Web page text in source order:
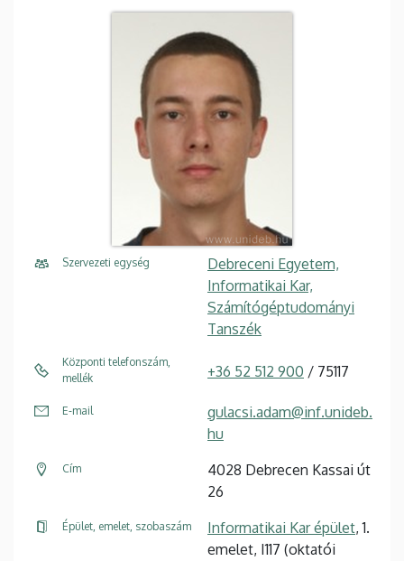
Szervezeti egység
Debreceni Egyetem,
Informatikai Kar,
Számítógéptudományi
Tanszék
Központi telefonszám,
mellék
+36 52 512 900 / 75117
E-mail
gulacsi.adam@inf.unideb.
hu
Cím
4028 Debrecen Kassai út
26
Épület, emelet, szobaszám Informatikai Kar épület, 1.
emelet, I117 (oktatói